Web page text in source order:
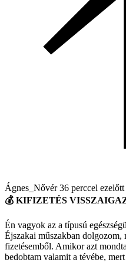
Ágnes_Nővér36 perccel ezelőtt
💰 KIFIZETÉS
Én vagyok az a típusú
Éjszakai műszakban
fizetésemből. Amikor azt
bedobtam valamit a tévébe,